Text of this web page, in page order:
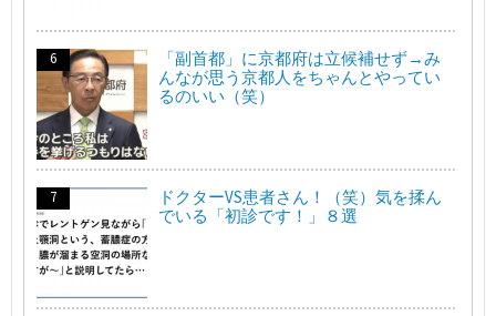
「副首都」に京都府は立候補せず→み
んなが思う京都人をちゃんとやってい
るのいい（笑）
ドクターVS患者さん！（笑）気を揉ん
でいる「初診です！」８選